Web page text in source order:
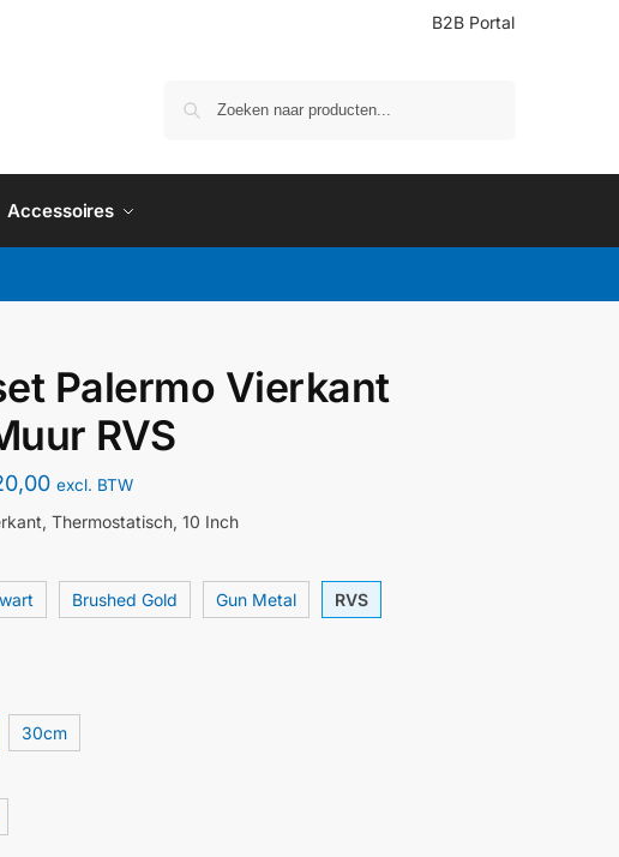
B2B Portal
Accessoires
Palermo Vierkant
RVS
excl. BTW
Thermostatisch, 10 Inch
Brushed Gold Gun Metal RVS
30cm